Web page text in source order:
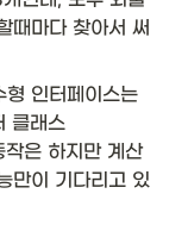
때마다 찾아서 써
형 인터페이스는
클래스
은 하지만 계산
만이 기다리고 있